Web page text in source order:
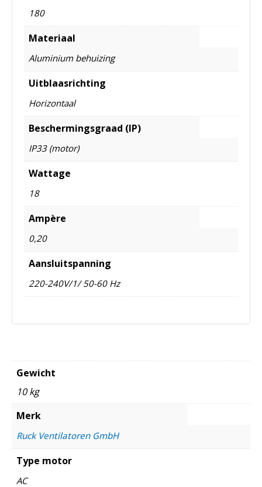
180
Materiaal
Aluminium behuizing
Uitblaasrichting
Horizontaal
Beschermingsgraad (IP)
IP33 (motor)
Wattage
18
Ampère
0,20
Aansluitspanning
220-240V/1/ 50-60 Hz
Gewicht
10 kg
Merk
Ruck Ventilatoren GmbH
Type motor
AC